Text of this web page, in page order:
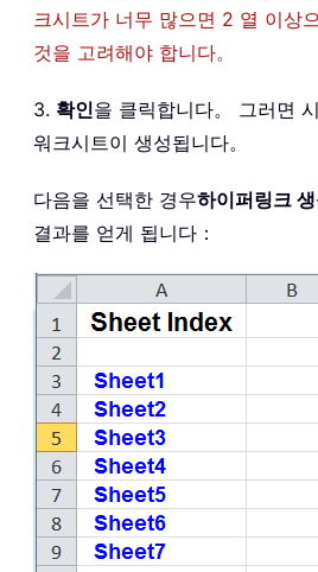
크시트가 너무 많으면 2 열 이상
것을 고려해야 합니다。
3. 확인을 클릭합니다。 그러면
워크시트이 생성됩니다。
다음을 선택한 경우하이퍼링크
결과를 얻게 됩니다：